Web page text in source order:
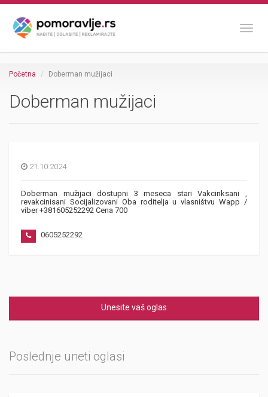
Početna Doberman mužijaci
Doberman mužijaci
21.10.2024
Doberman mužijaci dostupni 3 meseca stari Vakcinksani ,
revakcinisani Socijalizovani Oba roditelja u vlasništvu Wapp /
viber +381605252292 Cena 700
0605252292
Unesite vaš oglas
Poslednje uneti oglasi